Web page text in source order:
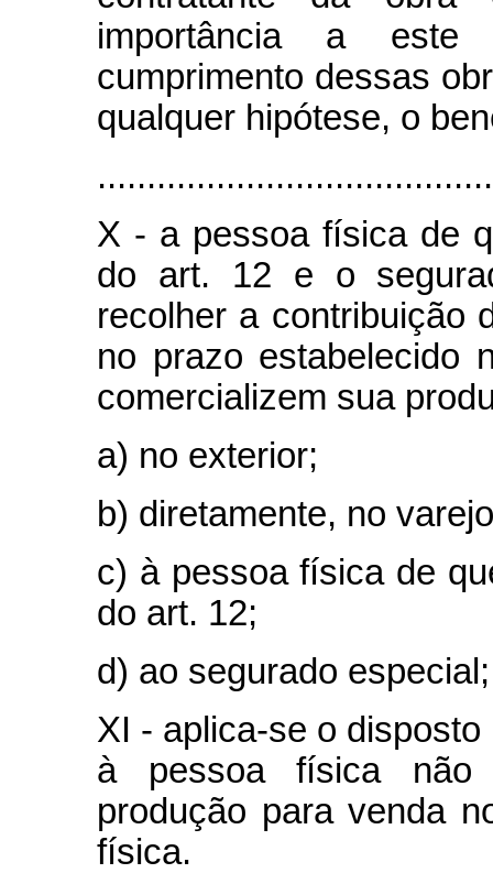
importância a
cumprimento dessas
qualquer hipótese, o
X - a pessoa física de
do art. 12 e o
recolher a contribuição
no prazo estabelecido
comercializem sua
a) no exterior;
b) diretamente, no
c) à pessoa física de
do art. 12;
d) ao segurado especial;
XI - aplica-se o
à pessoa física não
produção para venda
física.